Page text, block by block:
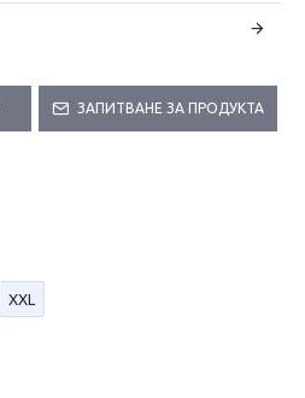
ЗАПИТВАНЕ ЗА ПРОДУКТА
XXL